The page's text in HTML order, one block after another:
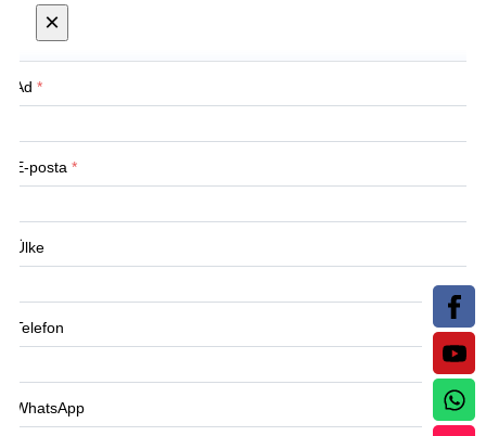
×
Ad *
E-posta *
Ülke
Telefon
WhatsApp